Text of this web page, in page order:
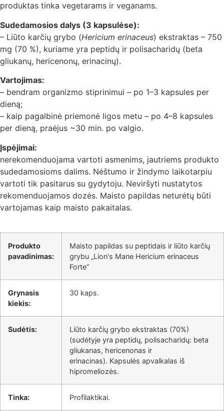
produktas tinka vegetarams ir veganams.
Sudedamosios dalys (3 kapsulėse):
– Liūto karčių grybo (Hericium erinaceus) ekstraktas – 750
mg (70 %), kuriame yra peptidų ir polisacharidų (beta
gliukanų, hericenonų, erinacinų).
Vartojimas:
– bendram organizmo stiprinimui – po 1–3 kapsules per
dieną;
– kaip pagalbinė priemonė ligos metu – po 4–8 kapsules
per dieną, praėjus ~30 min. po valgio.
Įspėjimai:
nerekomenduojama vartoti asmenims, jautriems produkto
sudedamosioms dalims. Nėštumo ir žindymo laikotarpiu
vartoti tik pasitarus su gydytoju. Neviršyti nustatytos
rekomenduojamos dozės. Maisto papildas neturėtų būti
vartojamas kaip maisto pakaitalas.
Produkto
pavadinimas:
Maisto papildas su peptidais ir liūto karčių
grybu „Lion's Mane Hericium erinaceus
Forte“
Grynasis
kiekis:
30 kaps.
Sudėtis:
Liūto karčių grybo ekstraktas (70%)
(sudėtyje yra peptidų, polisacharidų: beta
gliukanas, hericenonas ir
erinacinas). Kapsulės apvalkalas iš
hipromeliozės.
Tinka: Profilaktikai.